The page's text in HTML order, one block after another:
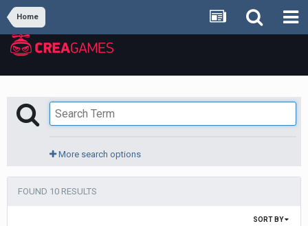
Home
More search options
FOUND 10 RESULTS
SORT BY